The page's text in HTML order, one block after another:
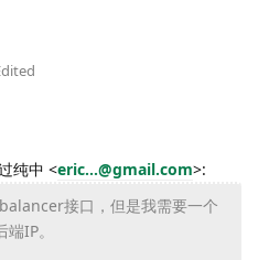
纯中 <eric...@gmail.com>:
接口，但是我需要一个
IP。